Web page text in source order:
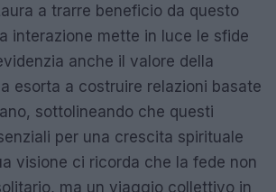
a trarre beneficio da questo
interazione mette in luce le sfide
anche il valore della
esorta a costruire relazioni basate
sottolineando che questi
per una crescita spirituale
visione ci ricorda che la fede non
ma un viaggio collettivo in